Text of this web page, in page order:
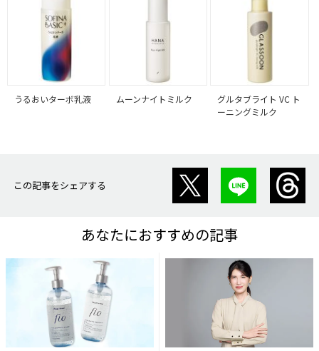
うるおいターボ乳液 ムーンナイトミルク
グルタブライト VC ト
ーニングミルク
この記事をシェアする
あなたにおすすめの記事